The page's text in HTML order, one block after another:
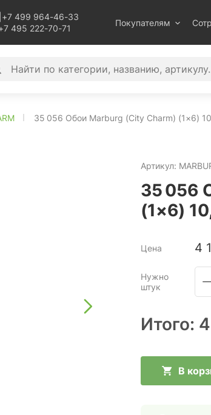
+7 499 964-46-33
495 222-70-71
Покупателям
35 056 Обои Marburg (City Charm) (1×6)
Артикул:
35 056
(1×6)
Цена 4
Нужно
штук
Итого:
В